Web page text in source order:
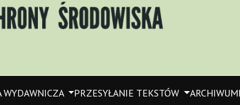
PRZESYŁANIE TEKSTÓW ARCHIWUM